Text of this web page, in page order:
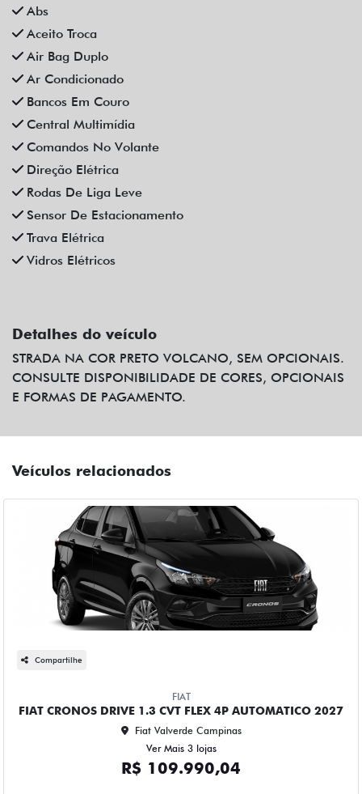
Abs
Aceito Troca
Air Bag Duplo
Ar Condicionado
Bancos Em Couro
Central Multimídia
Comandos No Volante
Direção Elétrica
Rodas De Liga Leve
Sensor De Estacionamento
Trava Elétrica
Vidros Elétricos
Detalhes do veículo
STRADA NA COR PRETO VOLCANO, SEM OPCIONAIS.
CONSULTE DISPONIBILIDADE DE CORES, OPCIONAIS
E FORMAS DE PAGAMENTO.
Veículos relacionados
Compartilhe
FIAT
FIAT CRONOS DRIVE 1.3 CVT FLEX 4P AUTOMATICO 2027
Fiat Valverde Campinas
Ver Mais 3 lojas
R$ 109.990,04